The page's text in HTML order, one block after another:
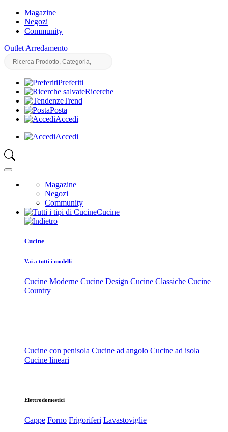
Magazine
Negozi
Community
Outlet Arredamento
Preferiti
Ricerche
Trend
Posta
Accedi
Accedi
Magazine
Negozi
Community
Cucine
Cucine
Vai a tutti i modelli
Cucine Moderne Cucine Design Cucine Classiche Cucine
Country
Cucine con penisola Cucine ad angolo Cucine ad isola
Cucine lineari
Elettrodomestici
Cappe Forno Frigoriferi Lavastoviglie